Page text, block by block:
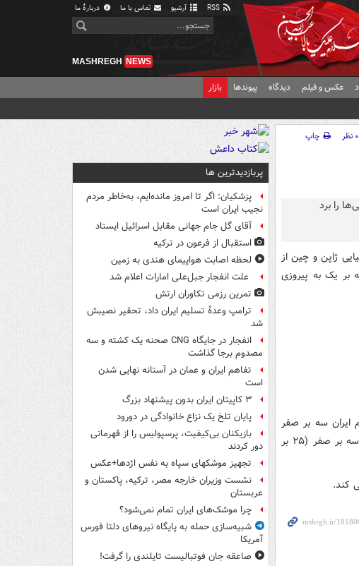
آرشیو تماس با ما دربارهٔ ما
MASHREGH NEWS
عکس و فیلم دیدگاه پیوندها بازار
۰ نظر
چاپ
والیبال ۲۰۲۶ تیم‌های آسیایی ژاپن و چین از
سه بر یک به پیروزی
ایران سه بر صفر
(۲۵ بر ۲۳، ۲۵ بر ۱۹ و ۲۵ بر ۲۳) آرژانتین را شکست داد و سپس ترکیه سه بر صفر (۲۵ بر
پربازدیدترین ها
پزشکیان: اگر تا امروز مانده‌ایم، به‌خاطر مردم
نجیب ایران است
آقای گل جام جهانی مقابل اسرائیل ایستاد
استقبال از فرعون در ترکیه
لحظه اصابت هواپیمای هندی به زمین
علت انفجار جبل‌علی امارات اعلام شد
تمرین رزمی تکاوران ارتش
ترامپ وعدۀ تسلیم ایران داد، تحقیر نصیبش
شد
انفجار در جایگاه CNG صحنه یک کشته و سه
مصدوم برجا گذاشت
تفاهم ایران و عمان در آستانه نهایی شدن
است
۳ کاپیتان ایران بدون پیشنهاد بزرگ
پایان تلخ یک نزاع خانوادگی در دورود
بازیکنان بی‌کیفیت، پرسپولیس را از قهرمانی
دور کردند
تجهیز موشکهای سپاه به نفس اژدها+عکس
نشست وزیران خارجه مصر، ترکیه، پاکستان و
عربستان
چرا موشک‌های ایران تمام نمی‌شود؟
شبیه‌سازی حمله به پایگاه نیروهای دلتا فورس
آمریکا
صاعقه جان فوتبالیست تایلندی را گرفت!